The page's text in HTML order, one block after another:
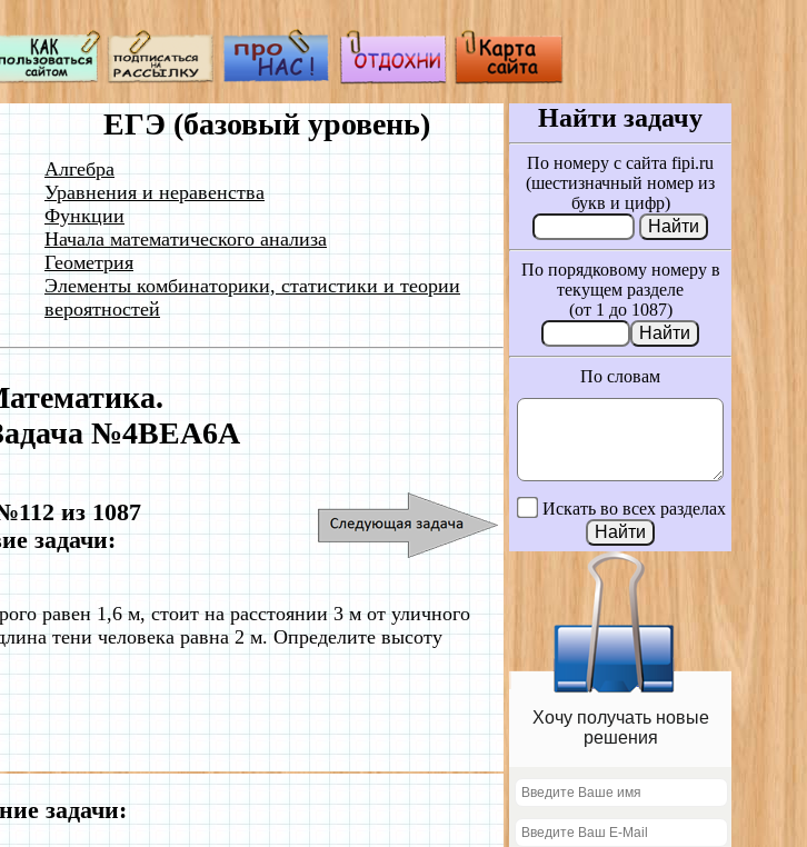
ЕГЭ (базовый уровень)
Алгебра
Уравнения и неравенства
Функции
Начала математического анализа
Геометрия
Элементы комбинаторики, статистики и теории
вероятностей
№4BEA6A
из 1087
задачи:
равен 1,6 м, стоит на расстоянии 3 м от уличного
тени человека равна 2 м. Определите высоту
задачи:
Найти задачу
По номеру с сайта fipi.ru
(шестизначный номер из
букв и цифр)
По порядковому номеру в
текущем разделе
(от 1 до 1087)
По словам
Искать во всех разделах
Хочу получать новые
решения